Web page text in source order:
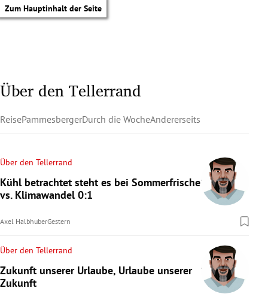
Zum Hauptinhalt der Seite
Untermenü
Untermenü
Über den Tellerrand
ReisePammesbergerDurch die WocheAndererseits
Über den Tellerrand
Kühl betrachtet steht es bei Sommerfrische
vs. Klimawandel 0:1
Axel HalbhuberGestern
Über den Tellerrand
Zukunft unserer Urlaube, Urlaube unserer
Zukunft